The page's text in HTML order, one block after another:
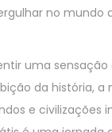
no mundo
uma
da história, a
e civilizações